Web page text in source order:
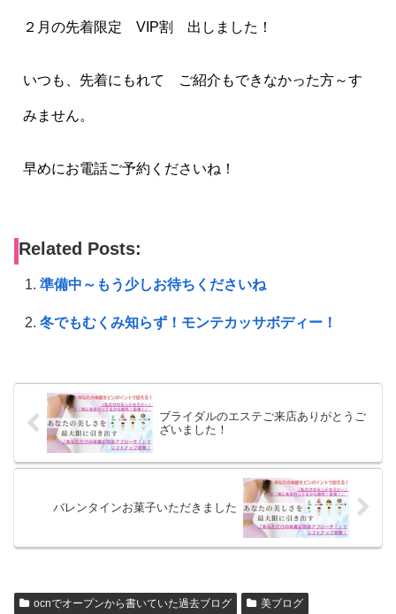
２月の先着限定 VIP割 出しました！
いつも、先着にもれて ご紹介もできなかった方～す
みません。
早めにお電話ご予約くださいね！
Related Posts:
準備中～もう少しお待ちくださいね
冬でもむくみ知らず！モンテカッサボディー！
ブライダルのエステご来店ありがとうご
ざいました！
バレンタインお菓子いただきました
ocnでオープンから書いていた過去ブログ 美ブログ